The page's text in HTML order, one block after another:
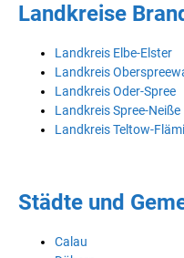
Landkreise
Landkreis Elbe-Elster
Landkreis
Landkreis Oder-Spree
Landkreis Spree-Neiße
Landkreis Teltow-
Städte und
Calau